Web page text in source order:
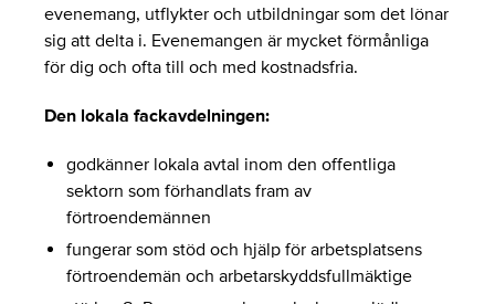
evenemang, utflykter och utbildningar som det lönar
sig att delta i. Evenemangen är mycket förmånliga
för dig och ofta till och med kostnadsfria.
Den lokala fackavdelningen:
godkänner lokala avtal inom den offentliga
sektorn som förhandlats fram av
förtroendemännen
fungerar som stöd och hjälp för arbetsplatsens
förtroendemän och arbetarskyddsfullmäktige